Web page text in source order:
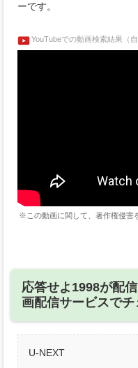
ーです。
YouTubeでの動画検索結果（自
※この動画に関して、著作権侵害
応答せよ1998が配
画配信サービスでチ
U-NEXT